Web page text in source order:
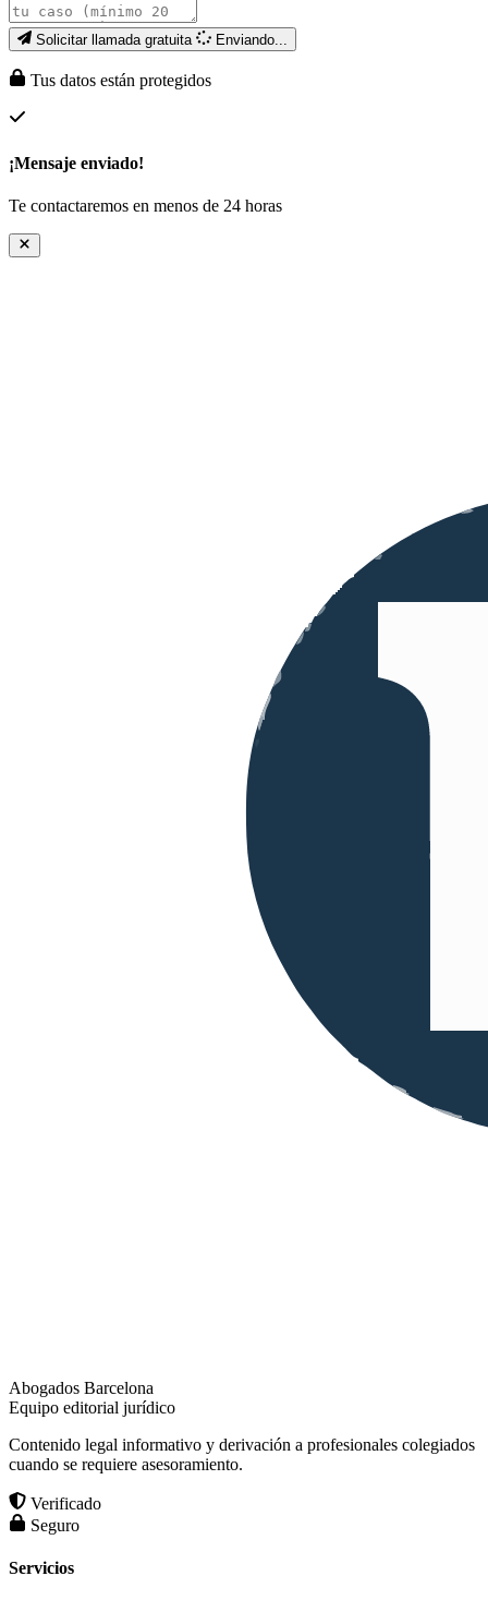
Solicitar llamada gratuita Enviando...
Tus datos están protegidos
¡Mensaje enviado!
Te contactaremos en menos de 24 horas
Abogados Barcelona
Equipo editorial jurídico
Contenido legal informativo y derivación a profesionales colegiados
cuando se requiere asesoramiento.
Verificado
Seguro
Servicios